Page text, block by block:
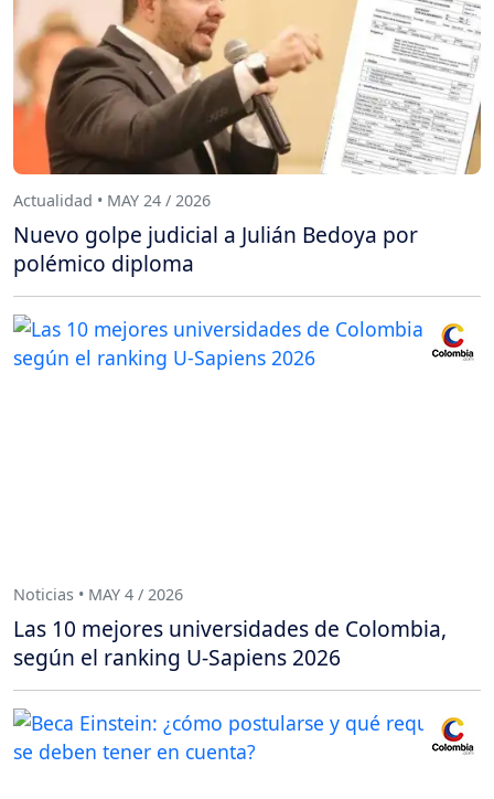
Actualidad • MAY 24 / 2026
Nuevo golpe judicial a Julián Bedoya por
polémico diploma
Noticias • MAY 4 / 2026
Las 10 mejores universidades de Colombia,
según el ranking U-Sapiens 2026